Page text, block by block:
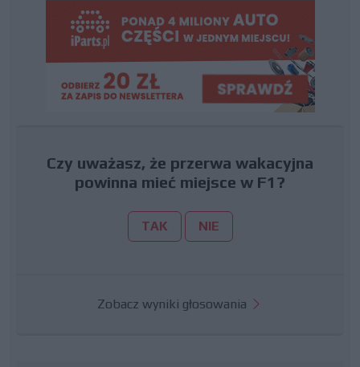
Czy uważasz, że przerwa wakacyjna
powinna mieć miejsce w F1?
TAK NIE
Zobacz wyniki głosowania